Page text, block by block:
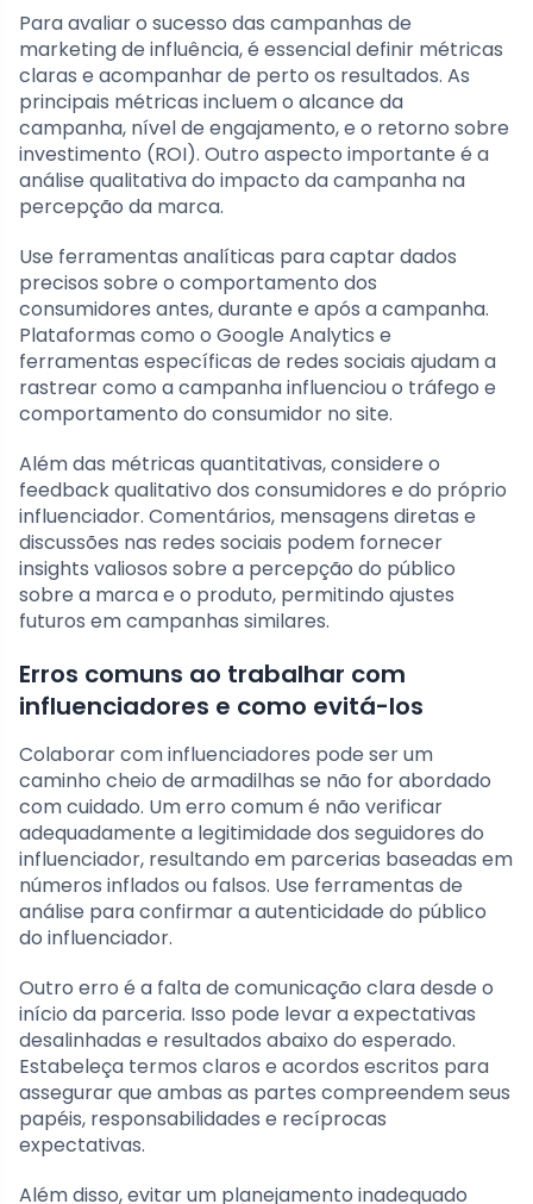
Para avaliar o sucesso das campanhas de
marketing de influência, é essencial definir métricas
claras e acompanhar de perto os resultados. As
principais métricas incluem o alcance da
campanha, nível de engajamento, e o retorno sobre
investimento (ROI). Outro aspecto importante é a
análise qualitativa do impacto da campanha na
percepção da marca.
Use ferramentas analíticas para captar dados
precisos sobre o comportamento dos
consumidores antes, durante e após a campanha.
Plataformas como o Google Analytics e
ferramentas específicas de redes sociais ajudam a
rastrear como a campanha influenciou o tráfego e
comportamento do consumidor no site.
Além das métricas quantitativas, considere o
feedback qualitativo dos consumidores e do próprio
influenciador. Comentários, mensagens diretas e
discussões nas redes sociais podem fornecer
insights valiosos sobre a percepção do público
sobre a marca e o produto, permitindo ajustes
futuros em campanhas similares.
Erros comuns ao trabalhar com
influenciadores e como evitá-los
Colaborar com influenciadores pode ser um
caminho cheio de armadilhas se não for abordado
com cuidado. Um erro comum é não verificar
adequadamente a legitimidade dos seguidores do
influenciador, resultando em parcerias baseadas em
números inflados ou falsos. Use ferramentas de
análise para confirmar a autenticidade do público
do influenciador.
Outro erro é a falta de comunicação clara desde o
início da parceria. Isso pode levar a expectativas
desalinhadas e resultados abaixo do esperado.
Estabeleça termos claros e acordos escritos para
assegurar que ambas as partes compreendem seus
papéis, responsabilidades e recíprocas
expectativas.
Além disso, evitar um planejamento inadequado